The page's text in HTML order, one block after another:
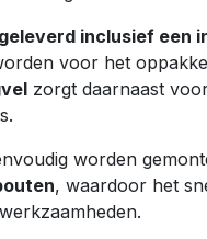
geleverd inclusief een
voor het
zorgt daarnaast
worden
, waardoor het